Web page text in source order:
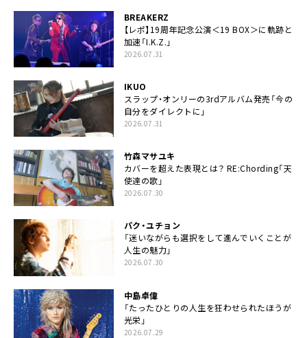
BREAKERZ
【レポ】19周年記念公演＜19 BOX＞に軌跡と
加速「I.K.Z.」
2026.07.31
IKUO
スラップ・オンリーの3rdアルバム発売「今の
自分をダイレクトに」
2026.07.31
竹森マサユキ
カバーを超えた表現とは？ RE:Chording「天
使達の歌」
2026.07.30
パク・ユチョン
「迷いながらも選択をして進んでいくことが
人生の魅力」
2026.07.30
中島卓偉
「たったひとりの人生を狂わせられたほうが
光栄」
2026.07.29